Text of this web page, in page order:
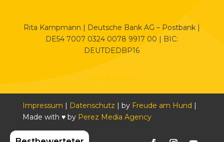
Rita Kampmann | Deutsche Bank AG – Postbank |
DE54 7007 0324 0078 9917 00 | BIC:
DEUTDEDBP16
Impressum | Datenschutz | by Freude am Hund |
Made with ♥ by Perez Media Agency